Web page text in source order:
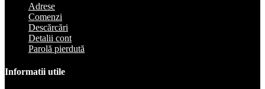
Adrese
Comenzi
Descărcări
Detalii cont
Parolă pierdută
Informatii utile